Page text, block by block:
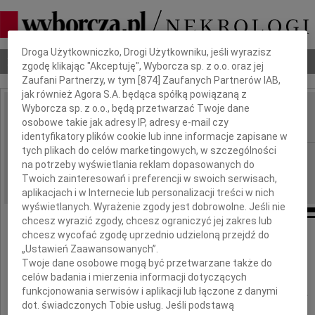
Nekrologi Odeszli Poradnik pogrzebowy
IMIĘ I NAZWISKO: Zbigniew Suchański
REGION: Poznań
DATA EMISJI: 08.09.2020
Zbigniew Suchański
Dbamy o Twoją prywatność
Droga Użytkowniczko, Drogi Użytkowniku, jeśli wyrazisz
zgodę klikając "Akceptuję", Wyborcza sp. z o.o. oraz jej
Zaufani Partnerzy, w tym [874 ] Zaufanych Partnerów IAB,
jak również Agora S.A. będąca spółką powiązaną z
Wyborcza sp. z o.o., będą przetwarzać Twoje dane
osobowe takie jak adresy IP, adresy e-mail czy
identyfikatory plików cookie lub inne informacje zapisane w
tych plikach do celów marketingowych, w szczególności
na potrzeby wyświetlania reklam dopasowanych do
Twoich zainteresowań i preferencji w swoich serwisach,
aplikacjach i w Internecie lub personalizacji treści w nich
wyświetlanych. Wyrażenie zgody jest dobrowolne. Jeśli nie
chcesz wyrazić zgody, chcesz ograniczyć jej zakres lub
chcesz wycofać zgodę uprzednio udzieloną przejdź do
„Ustawień Zaawansowanych”.
Twoje dane osobowe mogą być przetwarzane także do
celów badania i mierzenia informacji dotyczących
funkcjonowania serwisów i aplikacji lub łączone z danymi
dot. świadczonych Tobie usług. Jeśli podstawą